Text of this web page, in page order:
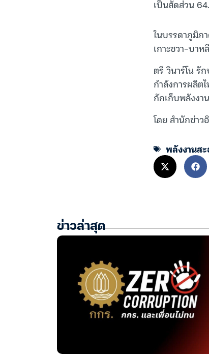
เป็นสัดส่วน
ในบรรดาภูมิภ
เกาะชวา-บา
ตรี วินาร์โน รั
กำลังการผลิต
กักเก็บพลังงา
โดย สำนักข่าว
พลังงานส
ข่าวล่าสุด